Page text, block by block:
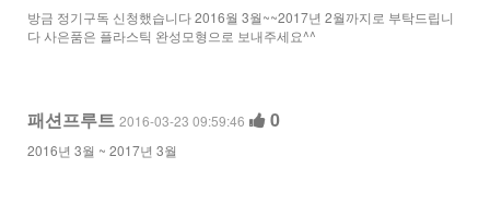
방금 정기구독 신청했습니다 2016월 3월~~2017년 2월까지로 부탁드립니
다 사은품은 플라스틱 완성모형으로 보내주세요^^
패션프루트 2016-03-23 09:59:46 0
2016년 3월 ~ 2017년 3월